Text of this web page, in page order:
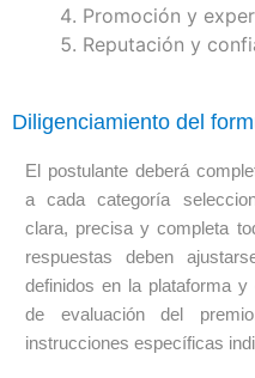
Promoción y
Reputación y
Diligenciamiento del
El postulante deberá
a cada categoría
clara, precisa y completa
respuestas deben
definidos en la plataforma
de evaluación del
instrucciones específicas